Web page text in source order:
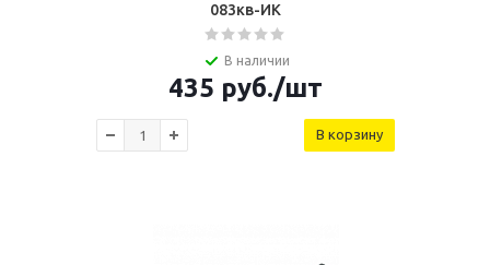
083кв-ИК
В наличии
435 руб./шт
В корзину